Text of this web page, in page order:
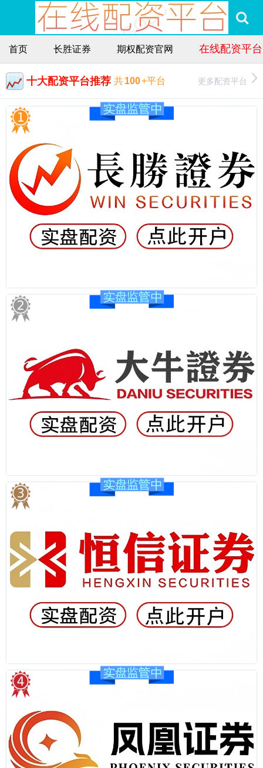
首页 长胜证券 期权配资官网 在线配资平台
十大配资平台推荐 共100+平台 更多配资平台